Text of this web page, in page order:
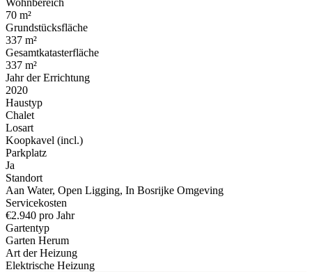
70 m²
Grundstücksfläche
337 m²
Gesamtkatasterfläche
337 m²
Jahr der Errichtung
2020
Haustyp
Chalet
Losart
Koopkavel (incl.)
Parkplatz
Ja
Standort
Aan Water, Open Ligging, In Bosrijke Omgeving
Servicekosten
€2.940 pro Jahr
Gartentyp
Garten Herum
Art der Heizung
Elektrische Heizung